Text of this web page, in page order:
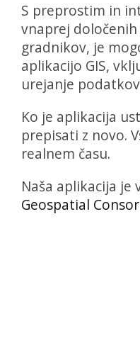
S preprostim in
vnaprej
gradnikov, je
aplikacijo GIS,
urejanje
Ko je aplikacija
prepisati z novo.
realnem času.
Naša aplikacija je
Geospatial